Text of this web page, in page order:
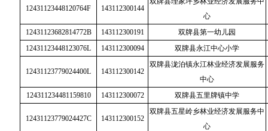
12431123448120764F 143112300144
心
12431123682814772B
143112300191
双牌县第一幼儿园
12431123448123076L
143112300094 双牌县永江中心小学
12431123779024400L 143112300142
双牌县泷泊镇永江林业经济发展服务
中心
124311234481159810
143112300072 双牌县五里牌镇中学
12431123779024427C 143112300152
双牌县五星岭乡林业经济发展服务中
心